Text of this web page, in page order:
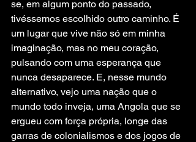
se, em algum ponto do passado,
tivéssemos escolhido outro caminho. É
um lugar que vive não só em minha
imaginação, mas no meu coração,
pulsando com uma esperança que
nunca desaparece. E, nesse mundo
alternativo, vejo uma nação que o
mundo todo inveja, uma Angola que se
ergueu com força própria, longe das
garras de colonialismos e dos jogos de